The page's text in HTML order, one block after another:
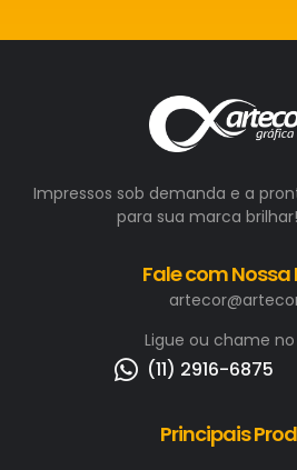
Impressos sob demanda e a
para sua marca brilhar!
Fale com Nossa
Ligue ou chame
(11) 2916-6875
Principais